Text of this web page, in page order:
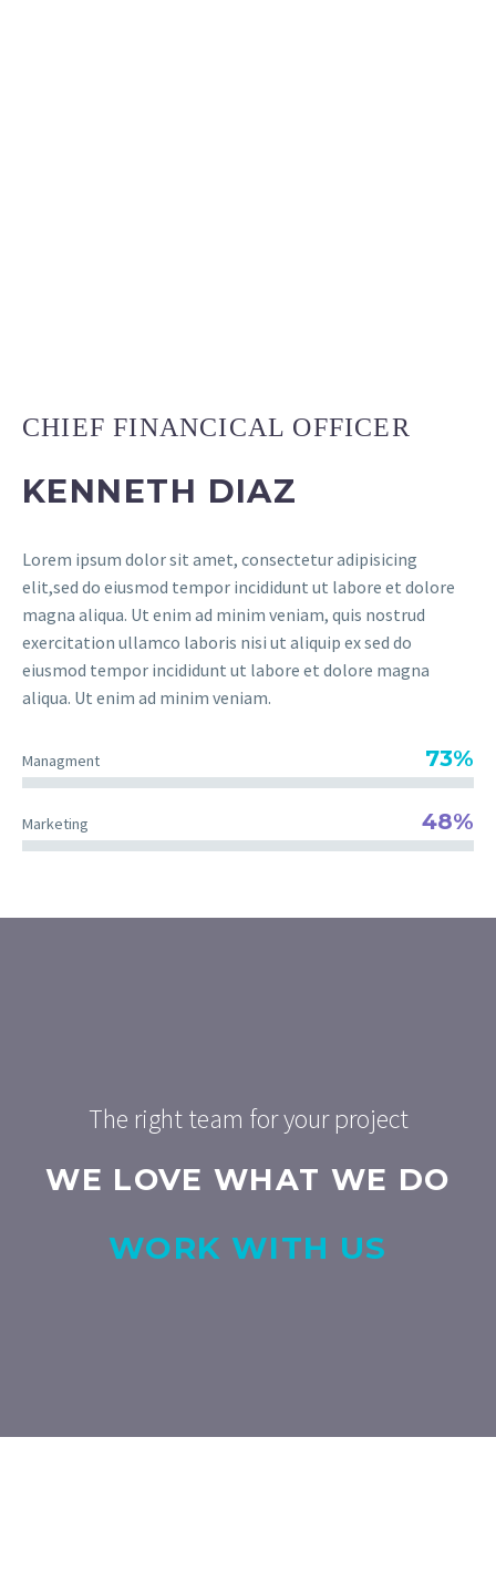
CHIEF FINANCICAL OFFICER
KENNETH DIAZ
Lorem ipsum dolor sit amet, consectetur adipisicing
elit,sed do eiusmod tempor incididunt ut labore et dolore
magna aliqua. Ut enim ad minim veniam, quis nostrud
exercitation ullamco laboris nisi ut aliquip ex sed do
eiusmod tempor incididunt ut labore et dolore magna
aliqua. Ut enim ad minim veniam.
Managment 73%
Marketing 48%
The right team for your project
WE LOVE WHAT WE DO
WORK WITH US